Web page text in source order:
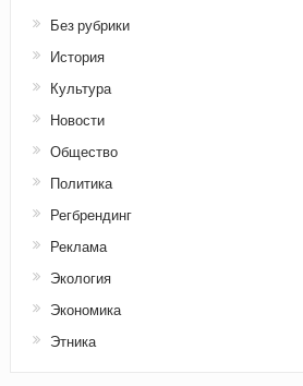
Без рубрики
История
Культура
Новости
Общество
Политика
Регбрендинг
Реклама
Экология
Экономика
Этника